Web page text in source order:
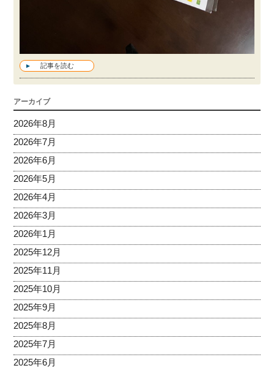
記事を読む
アーカイブ
2026年8月
2026年7月
2026年6月
2026年5月
2026年4月
2026年3月
2026年1月
2025年12月
2025年11月
2025年10月
2025年9月
2025年8月
2025年7月
2025年6月